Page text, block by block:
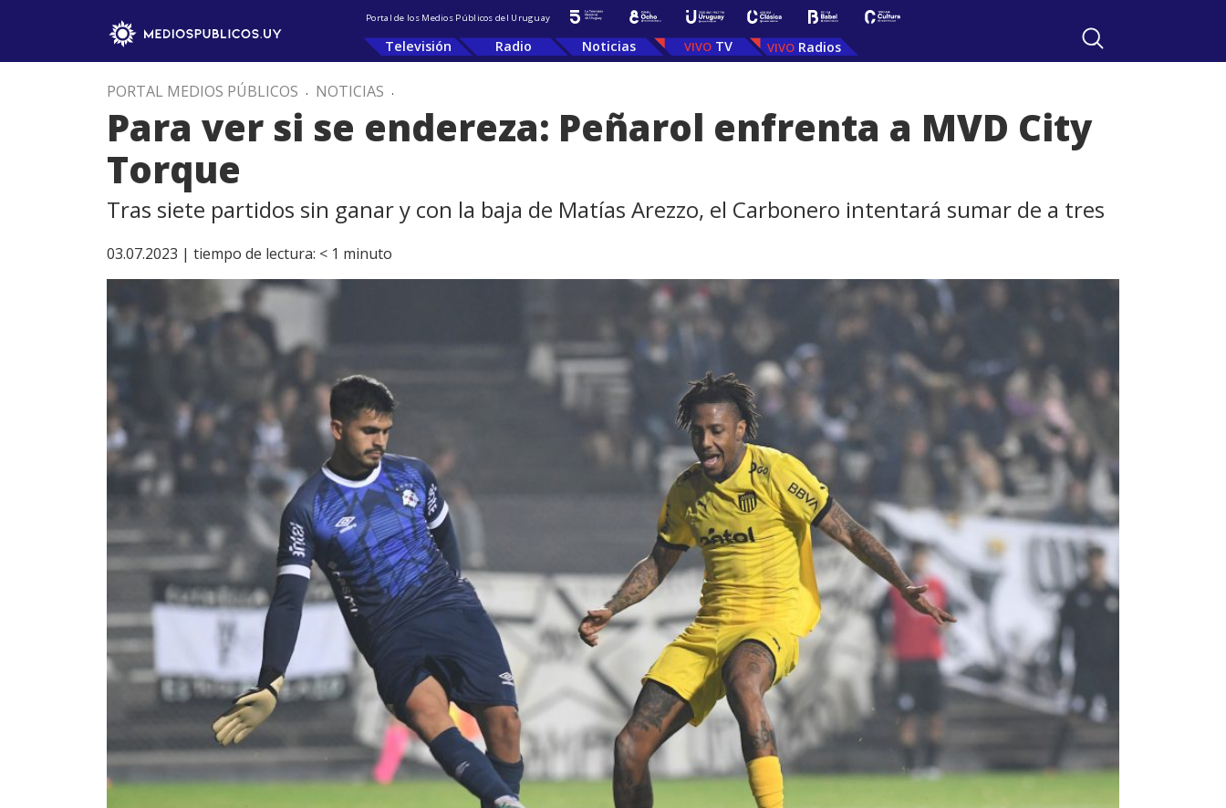
Portal de los Medios Públicos del Uruguay
Televisión Radio Noticias TV Radios
PORTAL MEDIOS PÚBLICOS . NOTICIAS .
Para ver si se endereza: Peñarol enfrenta a MVD City
Torque
Tras siete partidos sin ganar y con la baja de Matías Arezzo, el Carbonero intentará sumar de a tres
03.07.2023 | tiempo de lectura: < 1 minuto